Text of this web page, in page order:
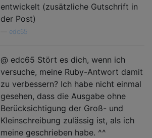
entwickelt (zusätzliche Gutschrift in
der Post)
edc65
@ edc65 Stört es dich, wenn ich
versuche, meine Ruby-Antwort damit
zu verbessern? Ich habe nicht einmal
gesehen, dass die Ausgabe ohne
Berücksichtigung der Groß- und
Kleinschreibung zulässig ist, als ich
meine geschrieben habe. ^^